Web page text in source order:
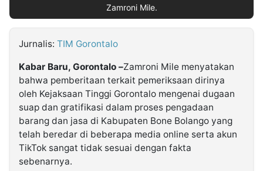
Kabarbaru.co
2026
Zamroni Mile.
Jurnalis: TIM Gorontalo
Kabar Baru, Gorontalo –Zamroni Mile menyatakan
bahwa pemberitaan terkait pemeriksaan dirinya
oleh Kejaksaan Tinggi Gorontalo mengenai dugaan
suap dan gratifikasi dalam proses pengadaan
barang dan jasa di Kabupaten Bone Bolango yang
telah beredar di beberapa media online serta akun
TikTok sangat tidak sesuai dengan fakta
sebenarnya.